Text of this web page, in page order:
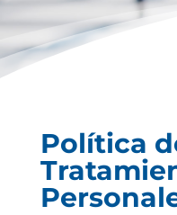
Política